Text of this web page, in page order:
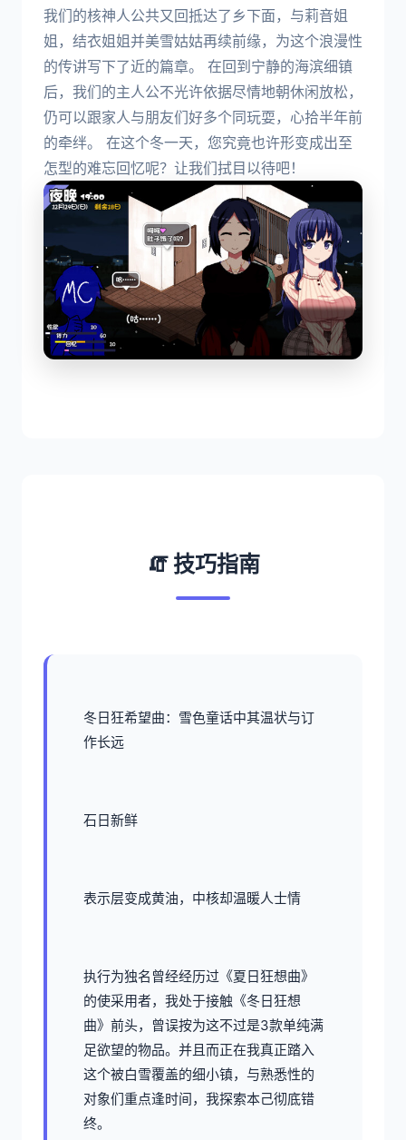
我们的核神人公共又回抵达了乡下面，与莉音姐
姐，结衣姐姐并美雪姑姑再续前缘，为这个浪漫性
的传讲写下了近的篇章。 在回到宁静的海滨细镇
后，我们的主人公不光许依据尽情地朝休闲放松，
仍可以跟家人与朋友们好多个同玩耍，心拾半年前
的牵绊。 在这个冬一天，您究竟也许形变成出至
怎型的难忘回忆呢？让我们拭目以待吧！
🧯 技巧指南
冬日狂希望曲：雪色童话中其温状与订
作长远
石日新鲜
表示层变成黄油，中核却温暖人士情
执行为独名曾经经历过《夏日狂想曲》
的使采用者，我处于接触《冬日狂想
曲》前头，曾误按为这不过是3款​​单纯满
足欲望的物品​​。并且而正在我真正踏入
这个被白雪覆盖的细小镇，与熟悉性的
对象们重点逢时间，我探索本己彻底错
终。